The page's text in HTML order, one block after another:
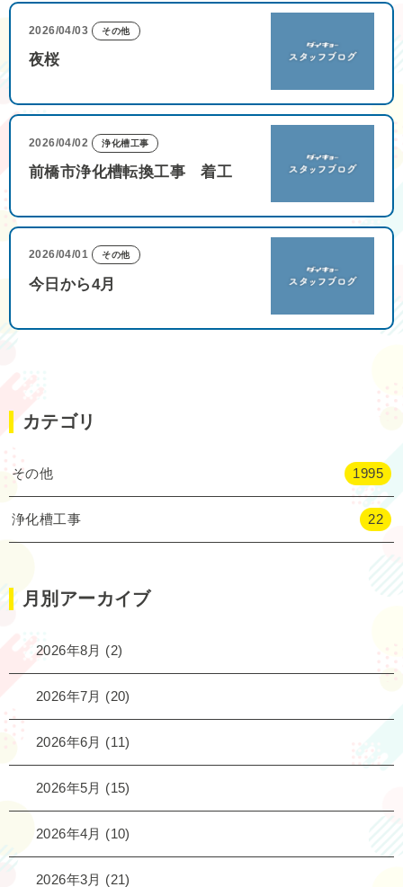
2026/04/03 その他
夜桜
2026/04/02 浄化槽工事
前橋市浄化槽転換工事 着工
2026/04/01 その他
今日から4月
カテゴリ
その他 1995
浄化槽工事 22
月別アーカイブ
2026年8月 (2)
2026年7月 (20)
2026年6月 (11)
2026年5月 (15)
2026年4月 (10)
2026年3月 (21)